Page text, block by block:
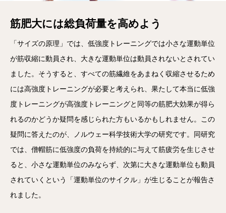
筋肥大には総負荷量を高めよう
「サイズの原理」では、低強度トレーニングでは小さな運動単位
が筋収縮に動員され、大きな運動単位は動員されないとされてい
ました。そうすると、すべての筋繊維をあまねく収縮させるため
には高強度トレーニングが必要と考えられ、果たして本当に低強
度トレーニングが高強度トレーニングと同等の筋肥大効果が得ら
れるのかどうか疑問を感じられた方もいるかもしれません。この
疑問に答えたのが、ノルウェー科学技術大学の研究です。同研究
では、僧帽筋に低強度の負荷を持続的に与えて筋疲労を生じさせ
ると、小さな運動単位のみならず、次第に大きな運動単位も動員
されていくという「運動単位のサイクル」が生じることが報告さ
れました。